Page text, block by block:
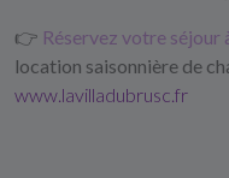
👉 Réservez votre séjour
location saisonnière de
www.lavilladubrusc.fr